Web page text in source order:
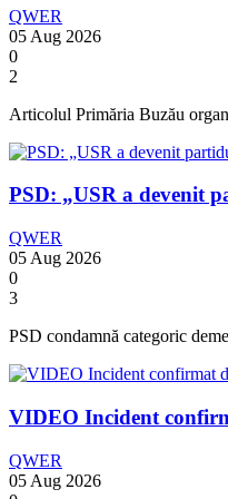
QWER
05 Aug 2026
0
2
Articolul Primăria Buzău
PSD: „USR a devenit
QWER
05 Aug 2026
0
3
PSD condamnă categoric
VIDEO Incident
QWER
05 Aug 2026